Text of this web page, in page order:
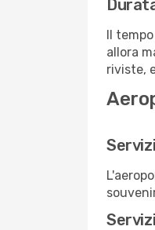
Il
allora
riviste,